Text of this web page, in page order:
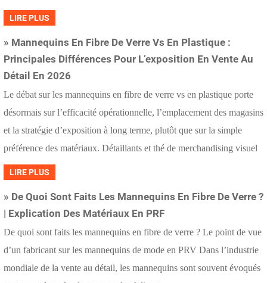
LIRE PLUS
» Mannequins En Fibre De Verre Vs En Plastique :
Principales Différences Pour L’exposition En Vente Au
Détail En 2026
Le débat sur les mannequins en fibre de verre vs en plastique porte
désormais sur l’efficacité opérationnelle, l’emplacement des magasins
et la stratégie d’exposition à long terme, plutôt que sur la simple
préférence des matériaux. Détaillants et thé de merchandising visuel
LIRE PLUS
» De Quoi Sont Faits Les Mannequins En Fibre De Verre ?
| Explication Des Matériaux En PRF
De quoi sont faits les mannequins en fibre de verre ? Le point de vue
d’un fabricant sur les mannequins de mode en PRV Dans l’industrie
mondiale de la vente au détail, les mannequins sont souvent évoqués